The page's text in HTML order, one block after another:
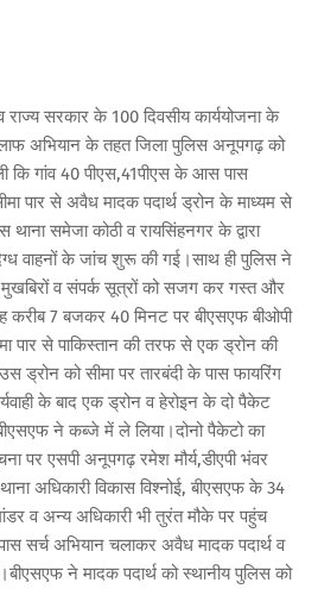
सरकार के 100 दिवसीय कार्ययोजना के
अभियान के तहत जिला पुलिस अनूपगढ़ को
कि गांव 40 पीएस,41पीएस के आस पास
पार से अवैध मादक पदार्थ ड्रोन के माध्यम से
समेजा कोठी व रायसिंहनगर के द्वारा
वाहनों के जांच शुरू की गई।साथ ही पुलिस ने
व संपर्क सूत्रों को सजग कर गस्त और
7 बजकर 40 मिनट पर बीएसएफ बीओपी
पार से पाकिस्तान की तरफ से एक ड्रोन की
ड्रोन को सीमा पर तारबंदी के पास फायरिंग
के बाद एक ड्रोन व हेरोइन के दो पैकेट
ने कब्जे में ले लिया।दोनो पैकेटो का
पर एसपी अनूपगढ़ रमेश मौर्य,डीएपी भंवर
अधिकारी विकास विश्नोई, बीएसएफ के 34
व अन्य अधिकारी भी तुरंत मौके पर पहुंच
सर्च अभियान चलाकर अवैध मादक पदार्थ व
ने मादक पदार्थ को स्थानीय पुलिस को